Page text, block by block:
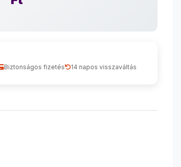
Biztonságos fizetés 14 napos visszaváltás